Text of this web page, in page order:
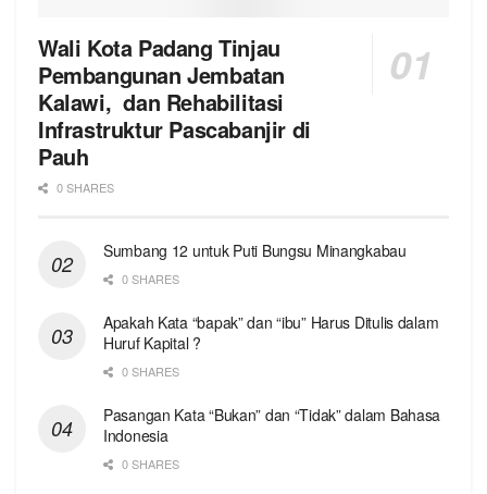
Wali Kota Padang Tinjau
Pembangunan Jembatan
Kalawi, dan Rehabilitasi
Infrastruktur Pascabanjir di
Pauh
0 SHARES
Sumbang 12 untuk Puti Bungsu Minangkabau
0 SHARES
Apakah Kata “bapak” dan “ibu” Harus Ditulis dalam
Huruf Kapital ?
0 SHARES
Pasangan Kata “Bukan” dan “Tidak” dalam Bahasa
Indonesia
0 SHARES